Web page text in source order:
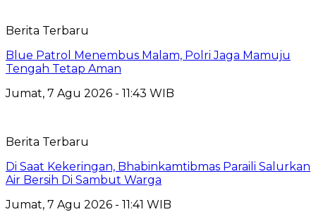
Berita Terbaru
Blue Patrol Menembus Malam, Polri Jaga Mamuju
Tengah Tetap Aman
Jumat, 7 Agu 2026 - 11:43 WIB
Berita Terbaru
Di Saat Kekeringan, Bhabinkamtibmas Paraili Salurkan
Air Bersih Di Sambut Warga
Jumat, 7 Agu 2026 - 11:41 WIB